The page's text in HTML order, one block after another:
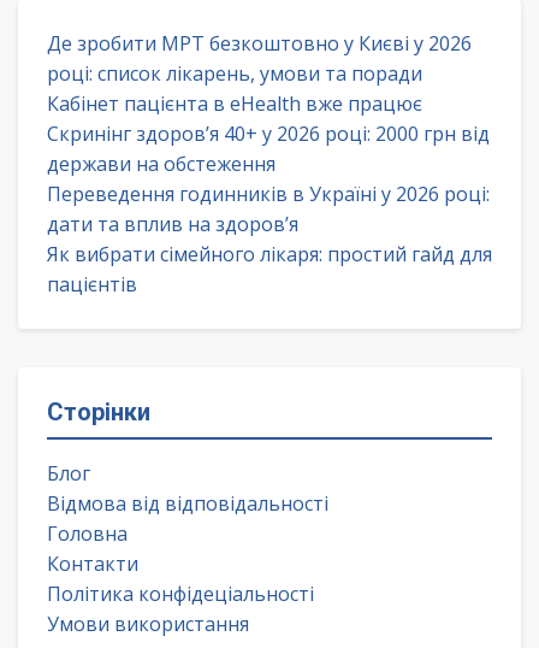
Де зробити МРТ безкоштовно у Києві у 2026
році: список лікарень, умови та поради
Кабінет пацієнта в eHealth вже працює
Скринінг здоров’я 40+ у 2026 році: 2000 грн від
держави на обстеження
Переведення годинників в Україні у 2026 році:
дати та вплив на здоров’я
Як вибрати сімейного лікаря: простий гайд для
пацієнтів
Сторінки
Блог
Відмова від відповідальності
Головна
Контакти
Політика конфідеціальності
Умови використання